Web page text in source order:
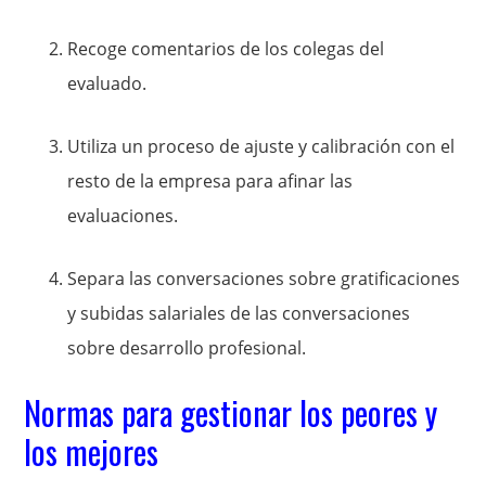
Recoge comentarios de los colegas del
evaluado.
Utiliza un proceso de ajuste y calibración con el
resto de la empresa para afinar las
evaluaciones.
Separa las conversaciones sobre gratificaciones
y subidas salariales de las conversaciones
sobre desarrollo profesional.
Normas para gestionar los peores y
los mejores